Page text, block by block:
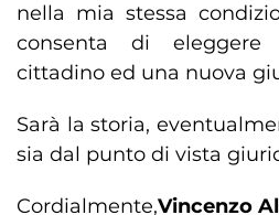
nella mia stessa
consenta di
cittadino ed una nuova
Sarà la storia,
sia dal punto di vista
Cordialmente,Vincenzo